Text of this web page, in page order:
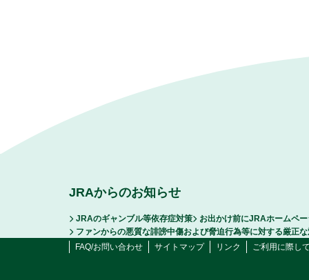
JRAからのお知らせ
JRAのギャンブル等依存症対策
お出かけ前にJRAホームペ
ファンからの悪質な誹謗中傷および脅迫行為等に対する厳正
FAQ/お問い合わせ
サイトマップ リンク ご利用に際し